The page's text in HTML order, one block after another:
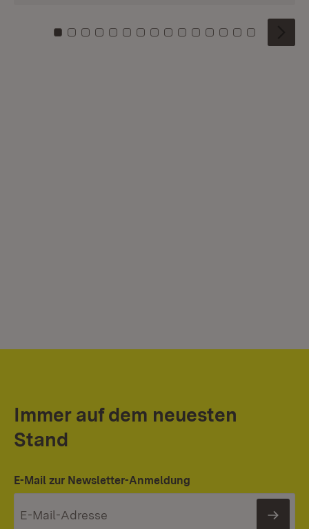
Zu Kachel: 0
Zu Kachel: 1
Zu Kachel: 2
Zu Kachel: 3
Zu Kachel: 4
Zu Kachel: 5
Zu Kachel: 6
Zu Kachel: 7
Zu Kachel: 8
Zu Kachel: 9
Zu Kachel: 10
Zu Kachel: 11
Zu Kachel: 12
Zu Kachel:
Zu
Immer auf dem neuesten
Stand
E-Mail zur Newsletter-Anmeldung